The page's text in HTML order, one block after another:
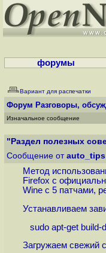
форумы
Вариант для распечатки
Форум Разговоры,
Изначальное сообщение
"Раздел полезных
Сообщение от auto_tips
Метод
Firefox с
Wine с 5 патчами,
Устанавливаем
sudo apt-get build-
Загружаем свежий